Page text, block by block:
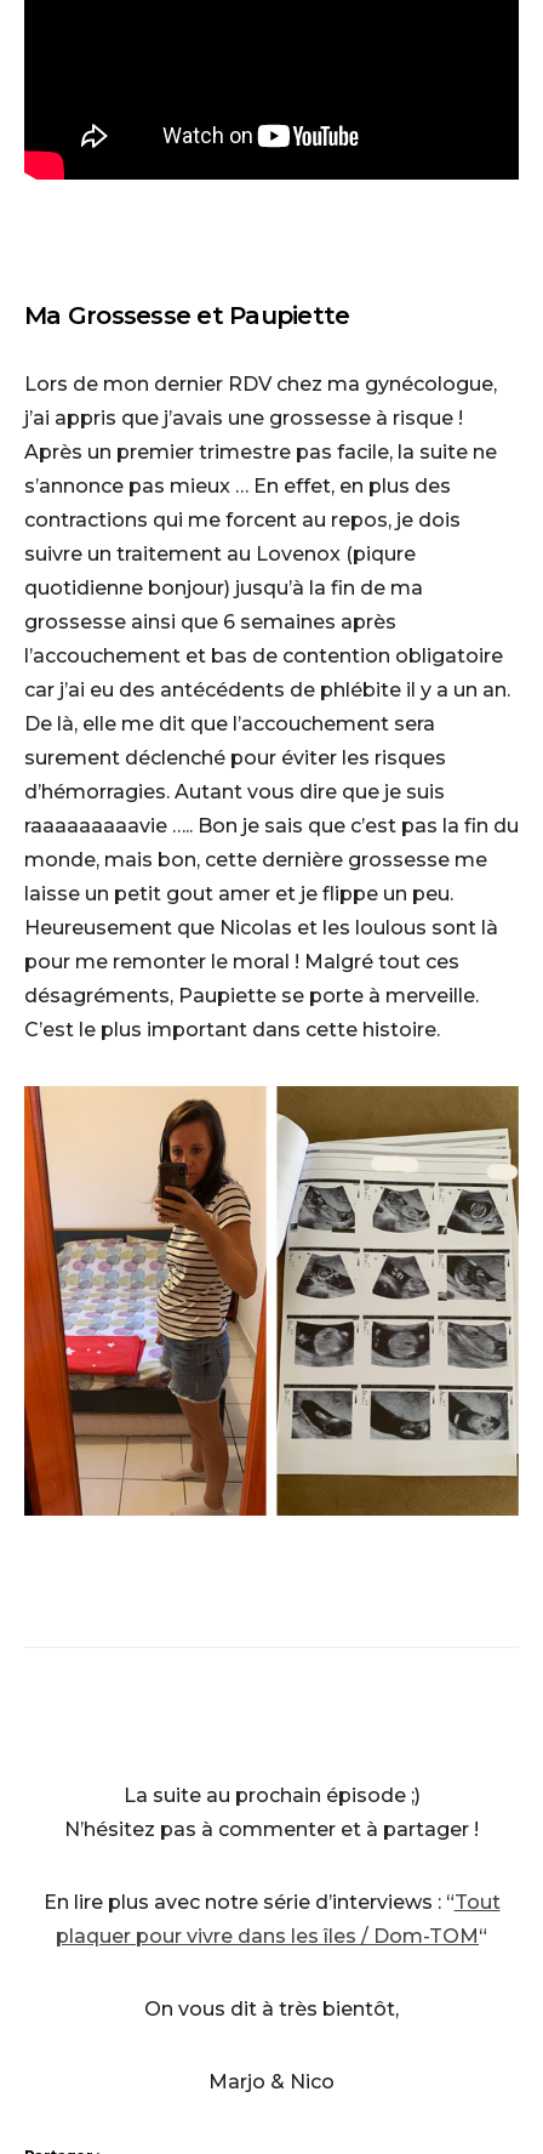
Ma Grossesse et Paupiette
Lors de mon dernier RDV chez ma gynécologue,
j’ai appris que j’avais une grossesse à risque !
Après un premier trimestre pas facile, la suite ne
s’annonce pas mieux … En effet, en plus des
contractions qui me forcent au repos, je dois
suivre un traitement au Lovenox (piqure
quotidienne bonjour) jusqu’à la fin de ma
grossesse ainsi que 6 semaines après
l’accouchement et bas de contention obligatoire
car j’ai eu des antécédents de phlébite il y a un an.
De là, elle me dit que l’accouchement sera
surement déclenché pour éviter les risques
d’hémorragies. Autant vous dire que je suis
raaaaaaaaavie ….. Bon je sais que c’est pas la fin du
monde, mais bon, cette dernière grossesse me
laisse un petit gout amer et je flippe un peu.
Heureusement que Nicolas et les loulous sont là
pour me remonter le moral ! Malgré tout ces
désagréments, Paupiette se porte à merveille.
C’est le plus important dans cette histoire.
La suite au prochain épisode ;)
N’hésitez pas à commenter et à partager !
En lire plus avec notre série d’interviews : “Tout
plaquer pour vivre dans les îles / Dom-TOM“
On vous dit à très bientôt,
Marjo & Nico